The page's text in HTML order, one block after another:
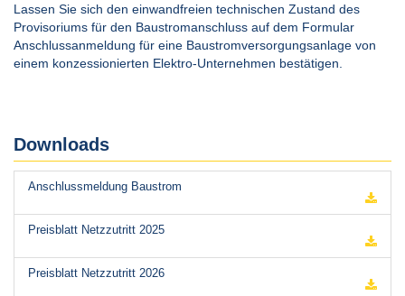
Lassen Sie sich den einwandfreien technischen Zustand des
Provisoriums für den Baustromanschluss auf dem Formular
Anschlussanmeldung für eine Baustromversorgungsanlage von
einem konzessionierten Elektro-Unternehmen bestätigen.
Downloads
Anschlussmeldung Baustrom
Preisblatt Netzzutritt 2025
Preisblatt Netzzutritt 2026